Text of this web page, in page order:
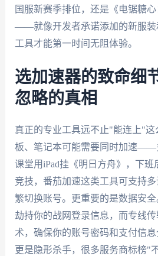
国服新赛季排位，还是《电锯糖心
——就像开发者承诺添加的新服装
工具才能第一时间无阻体验。
选加速器的致命细
忽略的真相
真正的专业工具远不止"能连上"
板、笔记本可能需要同时加速——
课堂用iPad挂《明日方舟》，下班
竞技，番茄加速这类工具可支持
繁切换账号。更重要的是数据安
劫持你的战网登录信息，而专线
术，确保你的账号密码和支付信
更是隐形杀手，很多服务商标榜"